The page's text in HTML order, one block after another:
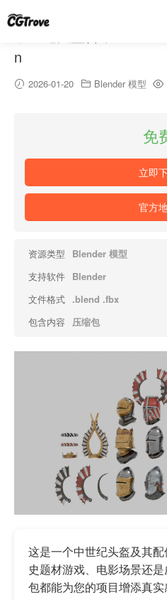
n
2026-01-20 Blender 模型
免
立即
官方
资源类型
Blender 模型
支持软件 Blender
文件格式 .blend .fbx
包含内容
压缩包
这是一个中世纪头盔及其
史题材游戏、电影场景还
包都能为您的项目增添真实